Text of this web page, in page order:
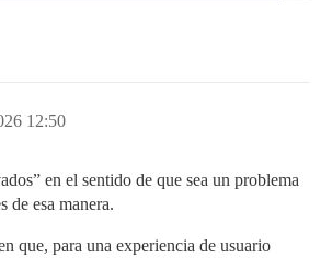
12:50
en el sentido de que sea un problema
de esa manera.
que, para una experiencia de usuario